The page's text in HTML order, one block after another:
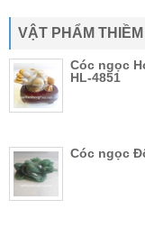
VẬT PHẨM
Cóc ngọc
HL-4851
Cóc ngọc